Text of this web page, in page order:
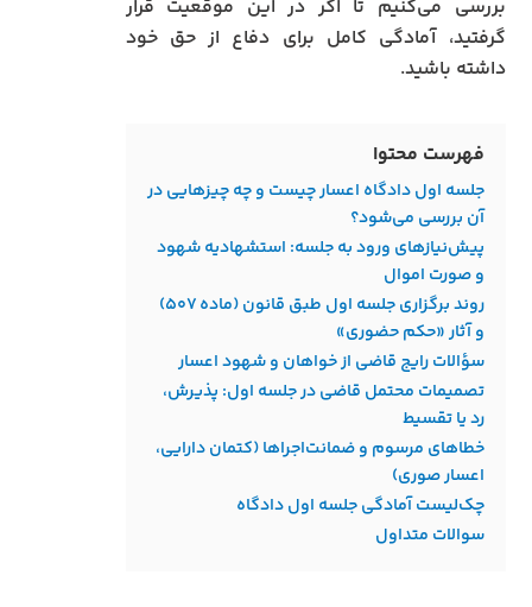
بررسی می‌کنیم تا اگر در این موقعیت قرار
گرفتید، آمادگی کامل برای دفاع از حق خود
داشته باشید.
فهرست محتوا
جلسه اول دادگاه اعسار چیست و چه چیزهایی در
آن بررسی می‌شود؟
پیش‌نیازهای ورود به جلسه: استشهادیه شهود
و صورت‌ اموال
روند برگزاری جلسه اول طبق قانون (ماده ۵۰۷)
و آثار «حکم حضوری»
سؤالات رایج قاضی از خواهان و شهود اعسار
تصمیمات محتمل قاضی در جلسه اول: پذیرش،
رد یا تقسیط
خطاهای مرسوم و ضمانت‌اجراها (کتمان دارایی،
اعسار صوری)
چک‌لیست آمادگی جلسه اول دادگاه
سوالات متداول